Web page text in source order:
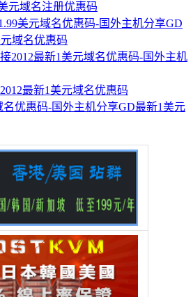
元域名注册优惠码
GD
域名优惠码
最新1美元域名优惠码
GD最新1美元